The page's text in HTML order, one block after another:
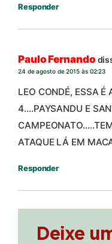
Responder
Paulo Fernando
24 de agosto de 2015 às 02:23
LEO CONDÉ, ESSA É
4….PAYSANDU E
ATAQUE LÁ EM
Responder
Deixe